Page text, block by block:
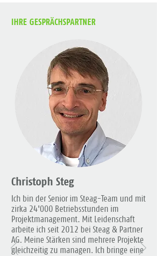
IHRE GESPRÄCHSPARTNER
Christoph Steg
Ich bin der Senior im Steag-Team und mit
zirka 24'000 Betriebsstunden im
Projektmanagement. Mit Leidenschaft
arbeite ich seit 2012 bei Steag & Partner
AG. Meine Stärken sind mehrere Projekte
gleichzeitig zu managen. Ich bringe eine